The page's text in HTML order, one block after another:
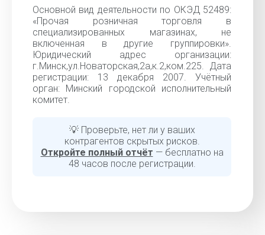
Основной вид деятельности по ОКЭД 52489:
«Прочая розничная торговля в
специализированных магазинах, не
включенная в другие группировки».
Юридический адрес организации:
г.Минск,ул.Новаторская,2а,к.2,ком.225. Дата
регистрации: 13 декабря 2007. Учётный
орган: Минский городской исполнительный
комитет.
💡 Проверьте, нет ли у ваших
контрагентов скрытых рисков.
Откройте полный отчёт — бесплатно на
48 часов после регистрации.